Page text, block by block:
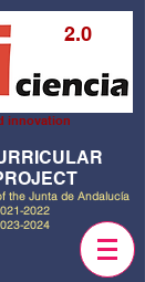
2.0
innovation
the Junta de Andalucía
2022
2024